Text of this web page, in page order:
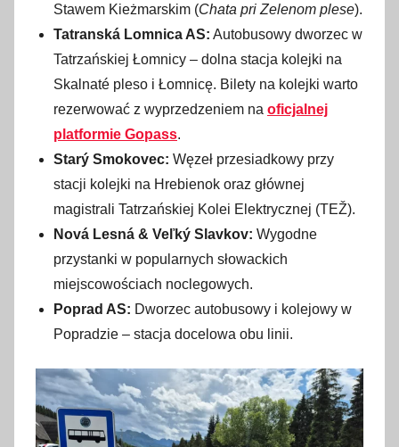
Stawem Kieżmarskim (Chata pri Zelenom plese).
Tatranská Lomnica AS: Autobusowy dworzec w
Tatrzańskiej Łomnicy – dolna stacja kolejki na
Skalnaté pleso i Łomnicę. Bilety na kolejki warto
rezerwować z wyprzedzeniem na oficjalnej
platformie Gopass.
Starý Smokovec: Węzeł przesiadkowy przy
stacji kolejki na Hrebienok oraz głównej
magistrali Tatrzańskiej Kolei Elektrycznej (TEŽ).
Nová Lesná & Veľký Slavkov: Wygodne
przystanki w popularnych słowackich
miejscowościach noclegowych.
Poprad AS: Dworzec autobusowy i kolejowy w
Popradzie – stacja docelowa obu linii.